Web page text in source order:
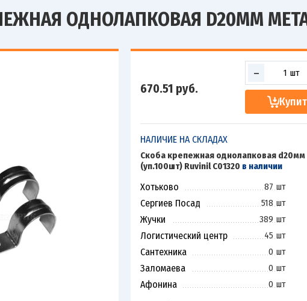
ОДНОЛАПКОВАЯ D20ММ
670.51 руб.
-
НАЛИЧИЕ НА СКЛАДАХ
Скоба крепежная однолапковая d20мм
(уп.100шт) Ruvinil С01320 в наличии
Хотьково 87 шт
Сергиев Посад 518 шт
Жучки 389 шт
Логистический центр 45 шт
Сантехника 0 шт
Заломаева 0 шт
Афонина 0 шт